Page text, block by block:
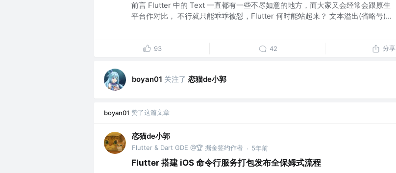
前言 Flutter 中的 Text 一直都有一些不尽如意的地方，而大家又会经常会跟原生
平台作对比， 不行就只能乖乖被怼，Flutter 何时能站起来？ 文本溢出(省略号)...
93 42 分享
boyan01 关注了 恋猫de小郭
boyan01 赞了这篇文章
恋猫de小郭
Flutter & Dart GDE @🏆 掘金签约作者 · 5年前
Flutter 搭建 iOS 命令行服务打包发布全保姆式流程